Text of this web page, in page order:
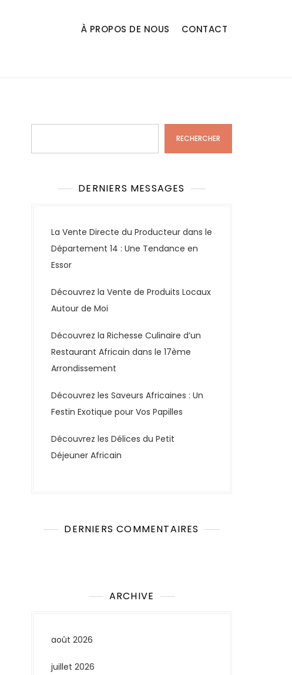
À PROPOS DE NOUS CONTACT
RECHERCHER
DERNIERS MESSAGES
La Vente Directe du Producteur dans le
Département 14 : Une Tendance en
Essor
Découvrez la Vente de Produits Locaux
Autour de Moi
Découvrez la Richesse Culinaire d’un
Restaurant Africain dans le 17ème
Arrondissement
Découvrez les Saveurs Africaines : Un
Festin Exotique pour Vos Papilles
Découvrez les Délices du Petit
Déjeuner Africain
DERNIERS COMMENTAIRES
ARCHIVE
août 2026
juillet 2026